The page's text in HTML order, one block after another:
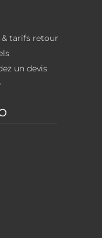
tarifs retour
un devis